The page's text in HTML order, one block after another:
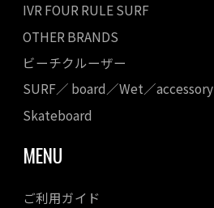
IVR FOUR RULE SURF
OTHER BRANDS
ビーチクルーザー
SURF／ board／Wet／accessory
Skateboard
MENU
ご利用ガイド